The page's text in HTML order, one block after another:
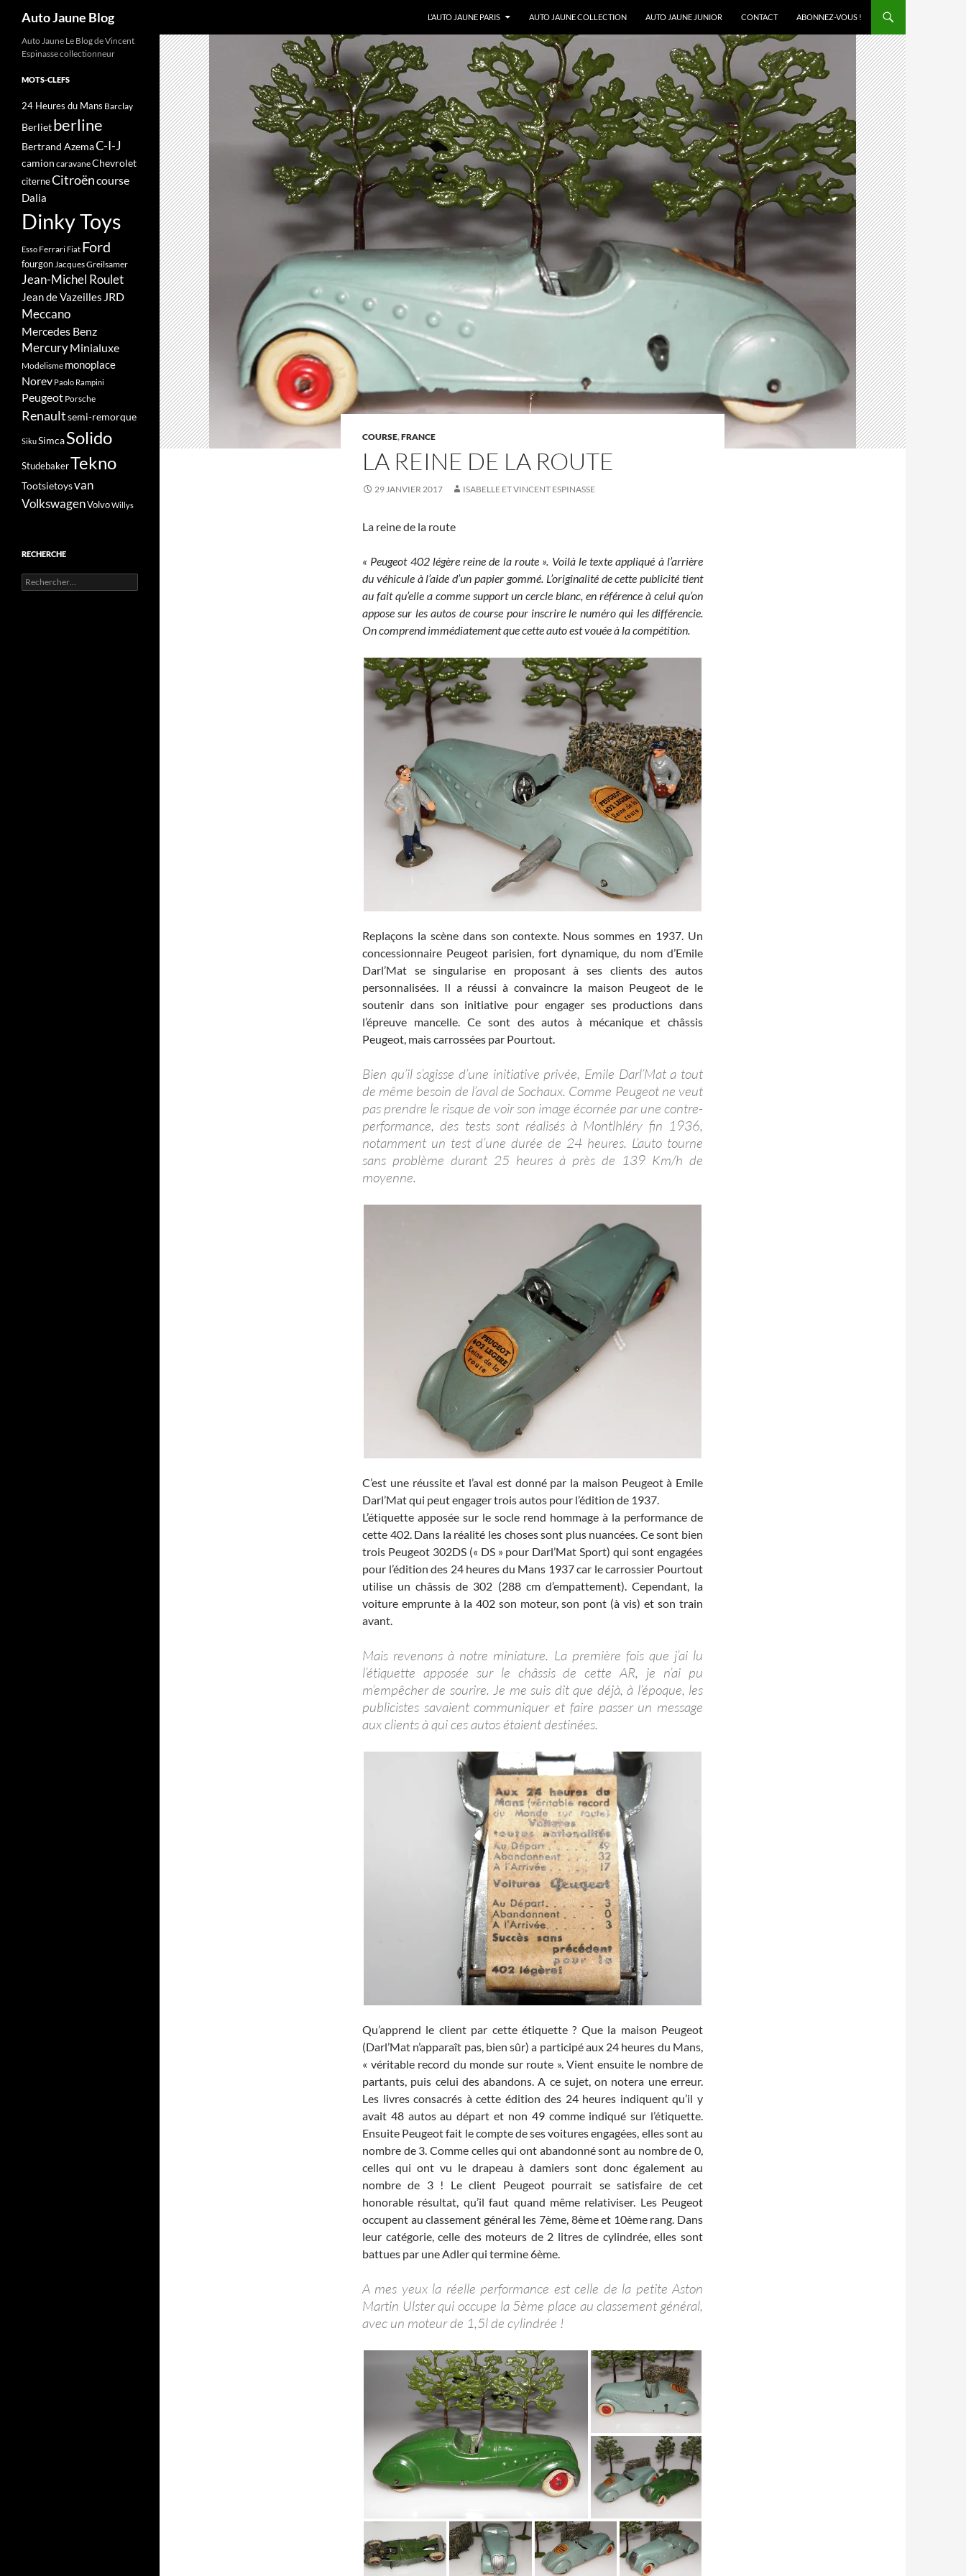
Auto Jaune Blog
L’AUTO JAUNE PARIS
AUTO JAUNE COLLECTION AUTO JAUNE JUNIOR CONTACT ABONNEZ-VOUS !
COURSE,FRANCE
LA REINE DE LA ROUTE
29 JANVIER 2017 ISABELLE ET VINCENT ESPINASSE
La reine de la route
« Peugeot 402 légère reine de la route ». Voilà le texte appliqué à l’arrière
du véhicule à l’aide d’un papier gommé. L’originalité de cette publicité tient
au fait qu’elle a comme support un cercle blanc, en référence à celui qu’on
appose sur les autos de course pour inscrire le numéro qui les différencie.
On comprend immédiatement que cette auto est vouée à la compétition.
Replaçons la scène dans son contexte. Nous sommes en 1937. Un
concessionnaire Peugeot parisien, fort dynamique, du nom d’Emile
Darl’Mat se singularise en proposant à ses clients des autos
personnalisées. Il a réussi à convaincre la maison Peugeot de le
soutenir dans son initiative pour engager ses productions dans
l’épreuve mancelle. Ce sont des autos à mécanique et châssis
Peugeot, mais carrossées par Pourtout.
Bien qu’il s’agisse d’une initiative privée, Emile Darl’Mat a tout
de même besoin de l’aval de Sochaux. Comme Peugeot ne veut
pas prendre le risque de voir son image écornée par une contre-
performance, des tests sont réalisés à Montlhléry fin 1936,
notamment un test d’une durée de 24 heures. L’auto tourne
sans problème durant 25 heures à près de 139 Km/h de
moyenne.
C’est une réussite et l’aval est donné par la maison Peugeot à Emile
Darl’Mat qui peut engager trois autos pour l’édition de 1937.
L’étiquette apposée sur le socle rend hommage à la performance de
cette 402. Dans la réalité les choses sont plus nuancées. Ce sont bien
trois Peugeot 302DS (« DS » pour Darl’Mat Sport) qui sont engagées
pour l’édition des 24 heures du Mans 1937 car le carrossier Pourtout
utilise un châssis de 302 (288 cm d’empattement). Cependant, la
voiture emprunte à la 402 son moteur, son pont (à vis) et son train
avant.
Mais revenons à notre miniature. La première fois que j’ai lu
l’étiquette apposée sur le châssis de cette AR, je n’ai pu
m’empêcher de sourire. Je me suis dit que déjà, à l’époque, les
publicistes savaient communiquer et faire passer un message
aux clients à qui ces autos étaient destinées.
Qu’apprend le client par cette étiquette ? Que la maison Peugeot
(Darl’Mat n’apparaît pas, bien sûr) a participé aux 24 heures du Mans,
« véritable record du monde sur route ». Vient ensuite le nombre de
partants, puis celui des abandons. A ce sujet, on notera une erreur.
Les livres consacrés à cette édition des 24 heures indiquent qu’il y
avait 48 autos au départ et non 49 comme indiqué sur l’étiquette.
Ensuite Peugeot fait le compte de ses voitures engagées, elles sont au
nombre de 3. Comme celles qui ont abandonné sont au nombre de 0,
celles qui ont vu le drapeau à damiers sont donc également au
nombre de 3 ! Le client Peugeot pourrait se satisfaire de cet
honorable résultat, qu’il faut quand même relativiser. Les Peugeot
occupent au classement général les 7ème, 8ème et 10ème rang. Dans
leur catégorie, celle des moteurs de 2 litres de cylindrée, elles sont
battues par une Adler qui termine 6ème.
A mes yeux la réelle performance est celle de la petite Aston
Martin Ulster qui occupe la 5ème place au classement général,
avec un moteur de 1,5l de cylindrée !
Auto Jaune Le Blog de Vincent
Espinasse collectionneur
MOTS-CLEFS
24 Heures du Mans Barclay
Berlietberline
Bertrand AzemaC-I-J
camion caravaneChevrolet
citerneCitroëncourse
Dalia
Dinky Toys
Esso Ferrari Fiat Ford
fourgonJacques Greilsamer
Jean-Michel Roulet
Jean de Vazeilles JRD
Meccano
Mercedes Benz
MercuryMinialuxe
Modelisme monoplace
Norev Paolo Rampini
Peugeot Porsche
Renaultsemi-remorque
SikuSimcaSolido
StudebakerTekno
Tootsietoysvan
VolkswagenVolvoWillys
RECHERCHE
Rechercher :